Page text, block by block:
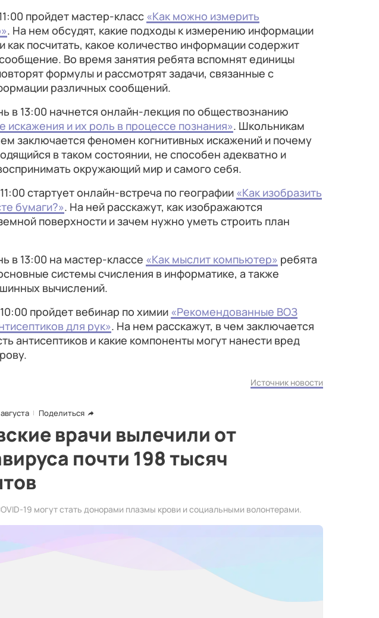
пройдет мастер-класс «Как можно измерить
. На нем обсудят, какие подходы к измерению информации
как посчитать, какое количество информации содержит
Во время занятия ребята вспомнят единицы
формулы и рассмотрят задачи, связанные с
различных сообщений.
в 13:00 начнется онлайн-лекция по обществознанию
искажения и их роль в процессе познания». Школьникам
заключается феномен когнитивных искажений и почему
в таком состоянии, не способен адекватно и
окружающий мир и самого себя.
стартует онлайн-встреча по географии «Как изобразить
бумаги?». На ней расскажут, как изображаются
поверхности и зачем нужно уметь строить план
в 13:00 на мастер-классе «Как мыслит компьютер» ребята
системы счисления в информатике, а также
вычислений.
пройдет вебинар по химии «Рекомендованные ВОЗ
для рук». На нем расскажут, в чем заключается
антисептиков и какие компоненты могут нанести вред
Источник новости
Поделиться
врачи вылечили от
почти 198 тысяч
19 могут стать донорами плазмы крови и социальными волонтерами.